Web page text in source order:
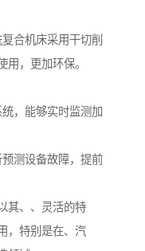
合机床采用干切削
用，更加环保。
，能够实时监测加
测设备故障，提前
其、、灵活的特
，特别是在、汽